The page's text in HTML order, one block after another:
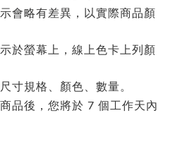
會略有差異，以實際商品顏
於螢幕上，線上色卡上列顏
寸規格、顏色、數量。
品後，您將於 7 個工作天內